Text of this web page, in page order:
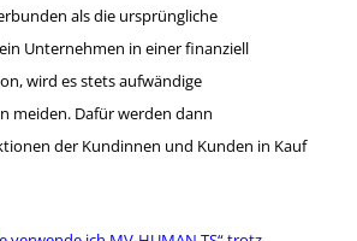
als die ursprüngliche
Unternehmen in einer finanziell
wird es stets aufwändige
meiden. Dafür werden dann
der Kundinnen und Kunden in Kauf